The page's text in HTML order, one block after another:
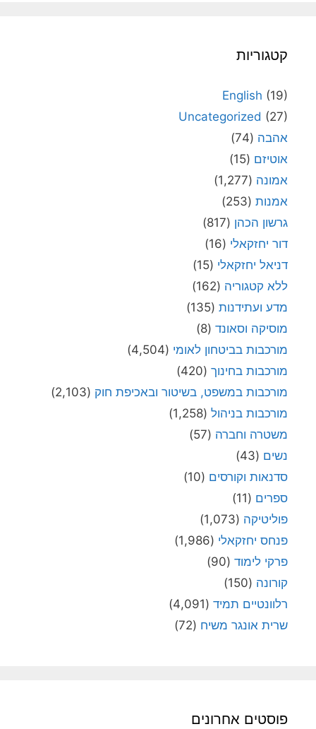
קטגוריות
English (19)
Uncategorized (27)
אהבה (74)
אוטיזם (15)
אמונה (1,277)
אמנות (253)
גרשון הכהן (817)
דור יחזקאלי (16)
דניאל יחזקאלי (15)
ללא קטגוריה (162)
מדע ועתידנות (135)
מוסיקה וסאונד (8)
מורכבות בביטחון לאומי (4,504)
מורכבות בחינוך (420)
מורכבות במשפט, בשיטור ובאכיפת חוק (2,103)
מורכבות בניהול (1,258)
משטרה וחברה (57)
נשים (43)
סדנאות וקורסים (10)
ספרים (11)
פוליטיקה (1,073)
פנחס יחזקאלי (1,986)
פרקי לימוד (90)
קורונה (150)
רלוונטיים תמיד (4,091)
שרית אונגר משיח (72)
פוסטים אחרונים